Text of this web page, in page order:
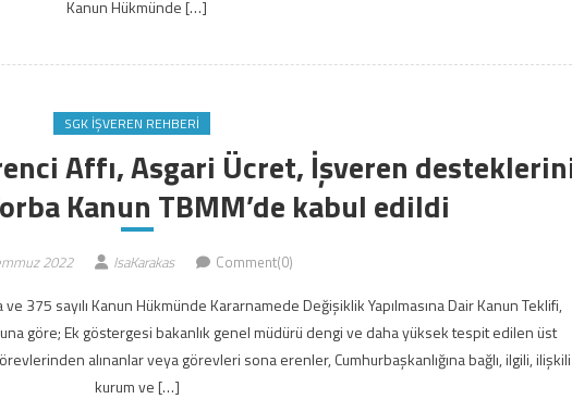
Kanun Hükmünde […]
SGK İŞVEREN REHBERI
Affı, Asgari Ücret, İşveren
Kanun TBMM’de kabul edildi
2022 IsaKarakas Comment(0)
375 sayılı Kanun Hükmünde Kararnamede Değişiklik Yapılmasına Dair Kanun Teklifi,
göre; Ek göstergesi bakanlık genel müdürü dengi ve daha yüksek tespit edilen üst
alınanlar veya görevleri sona erenler, Cumhurbaşkanlığına bağlı, ilgili, ilişkili
kurum ve […]